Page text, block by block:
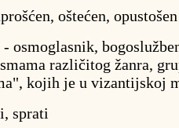
oštećen, opustošen
osmoglasnik,
različitog žanra,
kojih je u vizantijskoj
sprati